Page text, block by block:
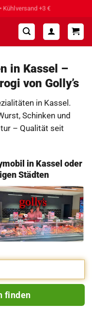
⭐⭐⭐⭐⭐
in Kassel –
von Golly’s
in Kassel.
Schinken und
– Qualität seit
in Kassel oder
Städten
finden